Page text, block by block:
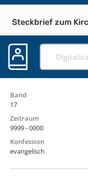
Steckbrief zum
Band
17
Zeitraum
9999 - 0000
Konfession
evangelisch